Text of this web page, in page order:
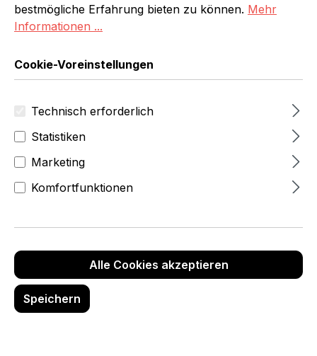
oder Filialbetrieb – entdecken Sie praxisnahe
Konzepte zur Warenpräsentation, Raumaufteilung,
Inhalte helfen Ihnen dabei, Ihre Verkaufsräume
funktional, kundenorientiert und zugleich einladend
bestmögliche Erfahrung bieten zu können. Mehr
Informationen ...
Cookie-Voreinstellungen
Technisch erforderlich
Statistiken
Marketing
Komfortfunktionen
Alle Cookies akzeptieren
Speichern